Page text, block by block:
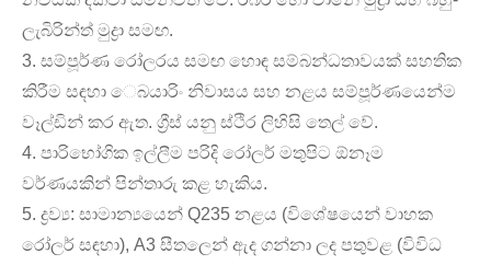
ලැබිරින්ත් මුද්‍රා සමඟ.
3. සම්පූර්ණ රෝලරය සමඟ හොඳ සම්බන්ධතාවයක් සහතික
කිරීම සඳහා ෙබයාරිං නිවාසය සහ නළය සම්පූර්ණයෙන්ම
වෑල්ඩින් කර ඇත. ග්‍රීස් යනු ස්ථිර ලිහිසි තෙල් වේ.
4. පාරිභෝගික ඉල්ලීම පරිදි රෝලර් මතුපිට ඕනෑම
වර්ණයකින් පින්තාරු කළ හැකිය.
5. ද්‍රව්‍ය: සාමාන්‍යයෙන් Q235 නළය (විශේෂයෙන් වාහක
රෝලර් සඳහා), A3 සීතලෙන් ඇද ගන්නා ලද පතුවළ (විවිධ